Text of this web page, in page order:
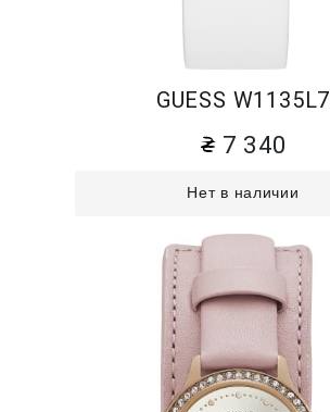
GUESS W1135L7
7 340
Нет в наличии